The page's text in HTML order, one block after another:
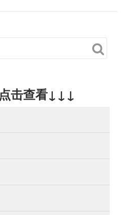
击查看↓↓↓